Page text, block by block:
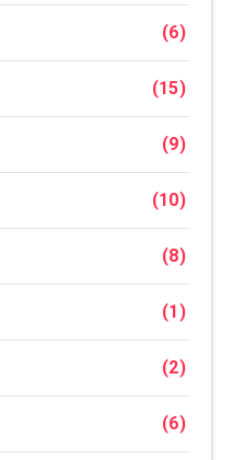
(6)
(15)
(9)
(10)
(8)
(1)
(2)
(6)